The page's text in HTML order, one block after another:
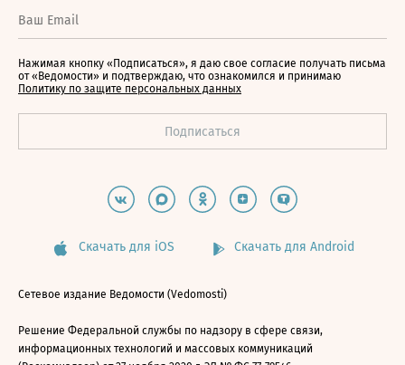
Нажимая кнопку «Подписаться», я даю свое согласие получать письма
от «Ведомости» и подтверждаю, что ознакомился и принимаю
Политику по защите персональных данных
Скачать для iOS Скачать для Android
Сетевое издание Ведомости (Vedomosti)
Решение Федеральной службы по надзору в сфере связи,
информационных технологий и массовых коммуникаций